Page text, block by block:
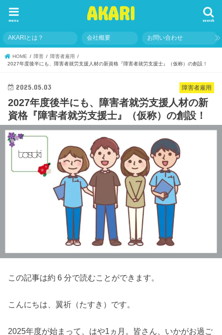
AKARI search
menu
AKARIとは？ 会社概要 お問い合わせ
HOME 障害
障害者雇用
2027年度後半にも、障害者就労支援人材の新資格『障害者就労支援士』（仮称）の創設！
障害者雇用
2025.05.03
2027年度後半にも、障害者就労支援人材の新
資格『障害者就労支援士』（仮称）の創設！
この記事は約 6 分で読むことができます。
こんにちは、翼祈（たすき）です。
2025年度が始まって、はや1ヵ月。皆さん、いかがお過ご